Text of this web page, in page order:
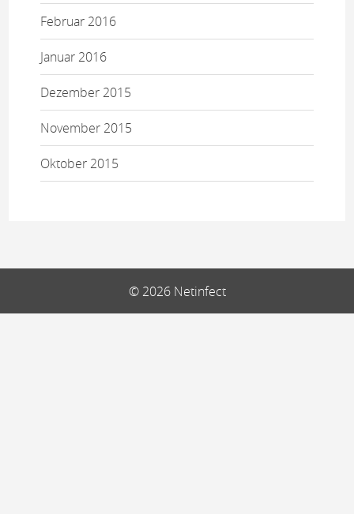
Februar 2016
Januar 2016
Dezember 2015
November 2015
Oktober 2015
© 2026 Netinfect